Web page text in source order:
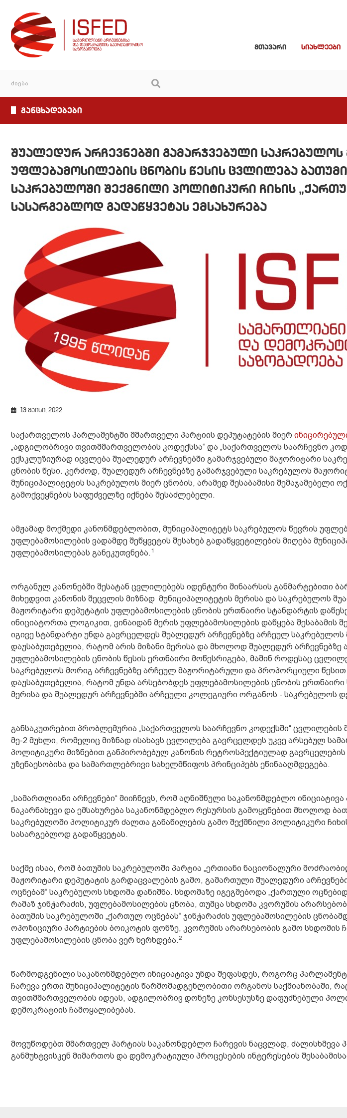
მთავარი სიახლეები
განცხადებები
შუალედურ არჩევნებში გამარჯვებული
უფლებამოსილების ცნობის წესის ცვლილება
საკრებულოში შექმნილი პოლიტიკური ჩიხის
სასარგებლოდ გადაწყვეტას ემსახურება
13 მაისი, 2022
საქართველოს პარლამენტში მმართველი პარტიის დეპუტატების მიერ
„ადგილობრივი თვითმმართველობის კოდექსსა“ და „საქართველოს საარჩევნო
ექსკლუზიურად იცვლება შუალედურ არჩევნებში გამარჯვებული მაჟორიტარი
ცნობის წესი. კერძოდ, შუალედურ არჩევნებზე გამარჯვებული საკრებულოს
მუნიციპალიტეტის საკრებულოს მიერ ცნობის, არამედ შესაბამისი შემაჯამებელი
გამოქვეყნების საფუძველზე იქნება შესაძლებელი.
ამჟამად მოქმედი კანონმდებლობით, მუნიციპალიტეტს საკრებულოს წევრის
უფლებამოსილების ვადამდე შეწყვეტის შესახებ გადაწყვეტილების მიღება
უფლებამოსილებას განეკუთვნება. 1
ორგანულ კანონებში შესატან ცვლილებებს იდენტური შინაარსის განმარტებითი
მიხედვით კანონის შეცვლის მიზნად მუნიციპალიტეტის მერისა და საკრებულოს
მაჟორიტარი დეპუტატის უფლებამოსილების ცნობის ერთნაირი სტანდარტის
ინიციატორთა ლოგიკით, ვინაიდან მერის უფლებამოსილების დაწყება შესაბამის
იგივე სტანდარტი უნდა გავრცელდეს შუალედურ არჩევნებზე არჩეულ საკრებულოს
დაუსაბუთებელია, რატომ არის მიზანი მერისა და მხოლოდ შუალედურ არჩევნებზე
უფლებამოსილების ცნობის წესის ერთნაირი მოწესრიგება, მაშინ როდესაც
საკრებულოს მორიგ არჩევნებზე არჩეულ მაჟორიტარული და პროპორციული წესით
დაუსაბუთებელია, რატომ უნდა არსებობდეს უფლებამოსილების ცნობის ერთნაირი
მერისა და შუალედურ არჩევნებში არჩეული კოლეგიური ორგანოს - საკრებულოს
განსაკუთრებით პრობლემურია „საქართველოს საარჩევნო კოდექსში“ ცვლილების
მე-2 მუხლი, რომელიც მიზნად ისახავს ცვლილება გავრცელდეს უკვე არსებულ
პოლიტიკური მიზნებით განპირობებულ კანონის რეტროსპექტიულად
უზენაესობისა და სამართლებრივი სახელმწიფოს პრინციპებს ეწინააღმდეგება.
„სამართლიანი არჩევნები“ მიიჩნევს, რომ აღნიშნული საკანონმდებლო
ნაკარნახევი და ემსახურება საკანონმდებლო რესურსის გამოყენებით მხოლოდ
საკრებულოში პოლიტიკურ ძალთა განაწილების გამო შექმნილი პოლიტიკური
სასარგებლოდ გადაწყვეტას.
საქმე ისაა, რომ ბათუმის საკრებულოში პარტია „ერთიანი ნაციონალური
მაჟორიტარი დეპუტატის გარდაცვალების გამო, გამართული შუალედური
ოცნებამ“ საკრებულოს სხდომა დანიშნა. სხდომაზე იგეგმებოდა „ქართული
რამაზ ჯინჭარაძის, უფლებამოსილების ცნობა, თუმცა სხდომა კვორუმის
ბათუმის საკრებულოში „ქართულ ოცნებას“ ჯინჭარაძის უფლებამოსილების
ოპოზიციური პარტიების ბოიკოტის ფონზე, კვორუმის არარსებობის გამო სხდომის
უფლებამოსილების ცნობა ვერ ხერხდება.2
წარმოდგენილი საკანონმდებლო ინიციატივა უნდა შეფასდეს, როგორც
ჩარევა ერთი მუნიციპალიტეტის წარმომადგენლობითი ორგანოს საქმიანობაში,
თვითმმართველობის იდეას, ადგილობრივ დონეზე კონსესუსზე დაფუძნებული
დემოკრატიის ჩამოყალიბებას.
მოვუწოდებთ მმართველ პარტიას საკანონდებლო ჩარევის ნაცვლად, ძალისხმევა
განმუხტვისკენ მიმართოს და დემოკრატიული პროცესების ინტერესების